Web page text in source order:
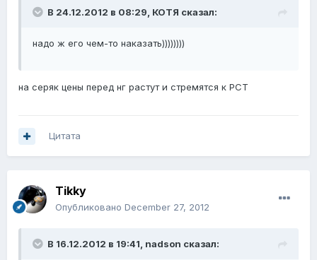
В 24.12.2012 в 08:29, КОТЯ сказал:
надо ж его чем-то наказать))))))))
на серяк цены перед нг растут и стремятся к РСТ
Цитата
Tikky
Опубликовано December 27, 2012
В 16.12.2012 в 19:41, nadson сказал: